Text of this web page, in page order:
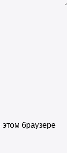
браузере